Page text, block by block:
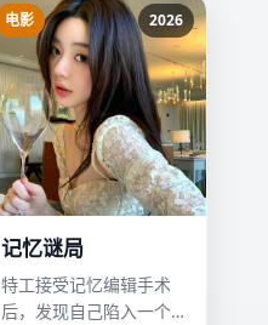
电影 2026
记忆谜局
特工接受记忆编辑手术
后，发现自己陷入一个